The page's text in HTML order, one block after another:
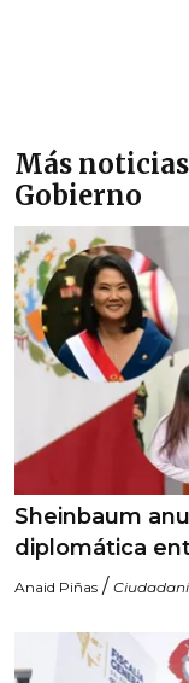
Más
Gobierno
Sheinbaum
diplomática
Anaid Piñas /